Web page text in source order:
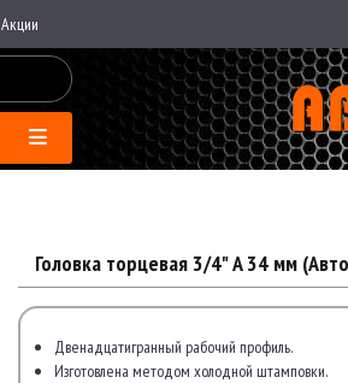
Акции
Головка торцевая 3/4" A 34 мм
Двенадцатигранный рабочий профиль.
Изготовлена методом холодной штамповки.